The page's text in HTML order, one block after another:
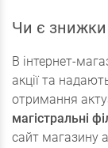
Чи є знижки
В інтернет-
акції та
отримання
магістральні
сайт магазину